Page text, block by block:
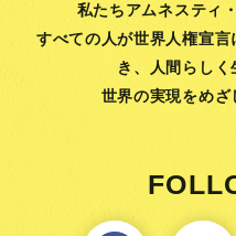
私たちアムネスティ
すべての人が世界人権宣
き、
人間らし
世界の実現をめざ